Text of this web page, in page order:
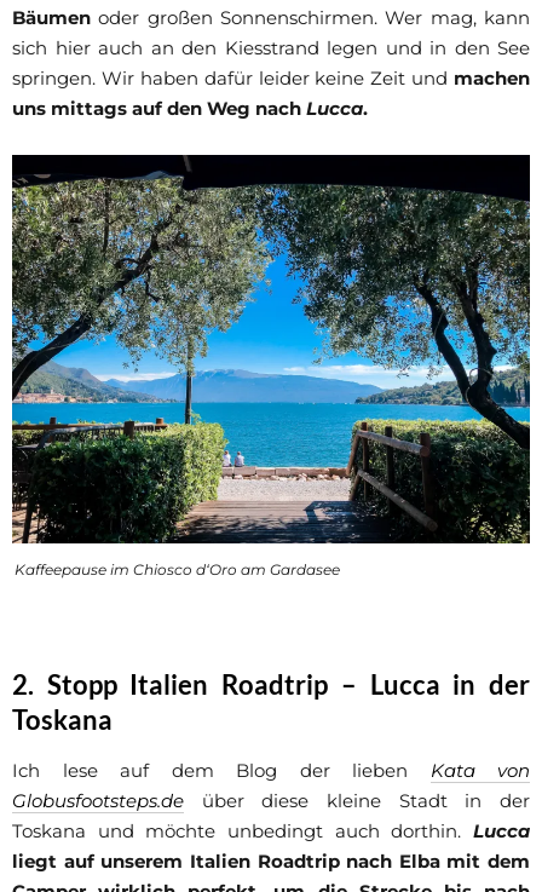
Bäumen oder großen Sonnenschirmen. Wer mag, kann
sich hier auch an den Kiesstrand legen und in den See
springen. Wir haben dafür leider keine Zeit und machen
uns mittags auf den Weg nach Lucca.
Kaffeepause im Chiosco d‘Oro am Gardasee
2. Stopp Italien Roadtrip – Lucca in der
Toskana
Ich lese auf dem Blog der lieben Kata von
Globusfootsteps.de über diese kleine Stadt in der
Toskana und möchte unbedingt auch dorthin. Lucca
liegt auf unserem Italien Roadtrip nach Elba mit dem